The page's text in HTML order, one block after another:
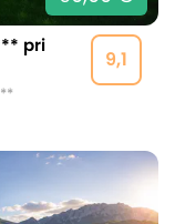
9,1
pri